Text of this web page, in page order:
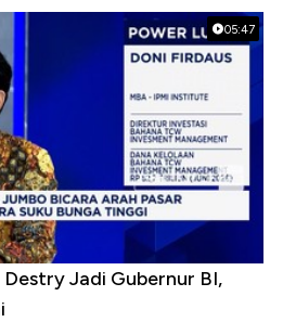
05:47
Jadi Gubernur BI,